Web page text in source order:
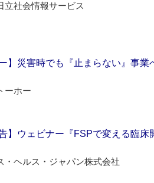
立社会情報サービス
ー】災害時でも『止まらない』事
ーホー
告】ウェビナー『FSPで変える臨
・ヘルス・ジャパン株式会社